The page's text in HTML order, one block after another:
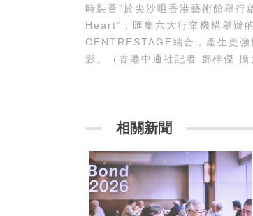
時裝薈”於尖沙咀香港藝術館舉
Heart”，匯集六大行業機構舉辦
CENTRESTAGE結合，產生更
影。（香港中通社記者 鄧梓傑
相關新聞